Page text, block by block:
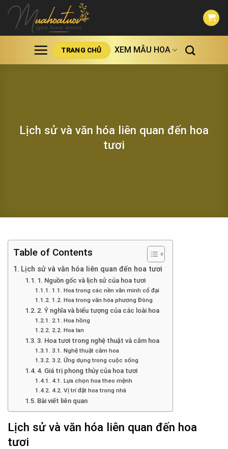
Skip
content
TRANG CHỦ XEM MẪU HOA
Lịch sử và văn hóa liên quan đến hoa
tươi
Table of Contents
Lịch sử và văn hóa liên quan đến hoa tươi
1. Nguồn gốc và lịch sử của hoa tươi
1.1. Hoa trong các nền văn minh cổ đại
1.2. Hoa trong văn hóa phương Đông
2. Ý nghĩa và biểu tượng của các loài hoa
2.1. Hoa hồng
2.2. Hoa lan
3. Hoa tươi trong nghệ thuật và cắm hoa
3.1. Nghệ thuật cắm hoa
3.2. Ứng dụng trong cuộc sống
4. Giá trị phong thủy của hoa tươi
4.1. Lựa chọn hoa theo mệnh
4.2. Vị trí đặt hoa trong nhà
Bài viết liên quan
Lịch sử và văn hóa liên quan đến hoa
tươi